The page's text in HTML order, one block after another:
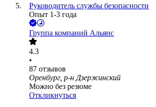
Руководитель службы безопасности
Опыт 1-3 года
Группа компаний Альянс
4.3
•
87 отзывов
Оренбург, р-н Дзержинский
Можно без резюме
Откликнуться